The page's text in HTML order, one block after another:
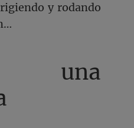
y rodando
una